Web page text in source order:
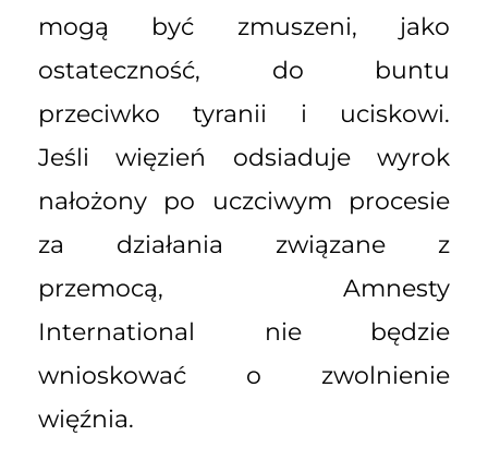
mogą być zmuszeni, jako
ostateczność, do buntu
przeciwko tyranii i uciskowi.
Jeśli więzień odsiaduje wyrok
nałożony po uczciwym procesie
za działania związane z
przemocą, Amnesty
International nie będzie
wnioskować o zwolnienie
więźnia.